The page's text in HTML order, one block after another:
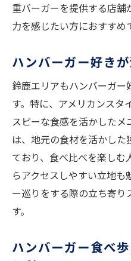
写真映えするク
力
事情
亀山駅近くで人気の
法
亀山駅周辺のハ
ック
レビューや写真
ーガー
ハンバーガーの
BURGER &
重バーガーを提供する店
力を感じたい方におすすめ
ハンバーガー好き
鈴鹿エリアもハンバーガ
す。特に、アメリカンスタ
スピーな食感を活かしたメ
は、地元の食材を活かし
ており、食べ比べを楽しむ
らアクセスしやすい立地も
ー巡りをする際の立ち寄
す。
ハンバーガー食べ